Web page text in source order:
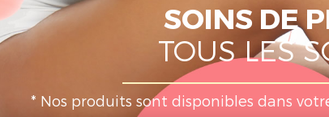
SOINS DE
TOUS LES
* Nos produits sont disponibles dans